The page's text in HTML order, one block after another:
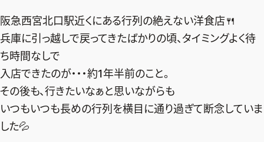
編集部から届くメールマガジン、
会員限定プレゼントや特別イベントへの応募など
特典が満載！
阪急西宮北口駅近くにある行列の絶えない洋食店🍴
兵庫に引っ越しで戻ってきたばかりの頃、タイミングよく待
ち時間なしで
入店できたのが・・・約1年半前のこと。
その後も、行きたいなぁと思いながらも
いつもいつも長めの行列を横目に通り過ぎて断念していま
した💦